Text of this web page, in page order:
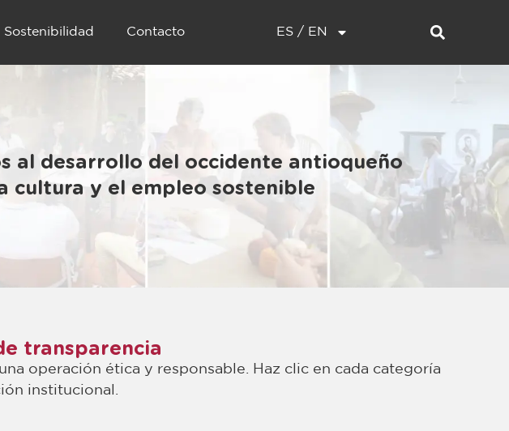
Sostenibilidad Contacto ES / EN
al desarrollo del occidente antioqueño
cultura y el empleo sostenible
transparencia
operación ética y responsable. Haz clic en cada categoría
institucional.